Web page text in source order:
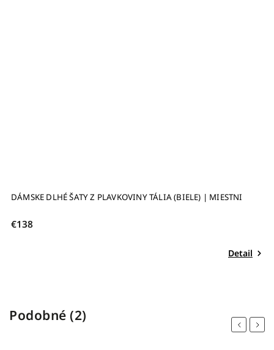
PLAVKOVINY TÁLIA (BIELE) | MIESTNI PLETENÝ BAVLNENÝ
Podobné (2)
Previous
Next